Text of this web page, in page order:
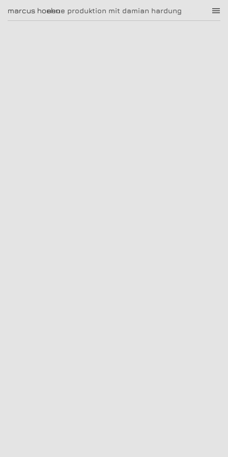
neue produktion mit damian hardung
marcus hoehn marcus hoehn
|